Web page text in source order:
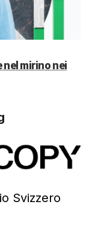
nel mirino nei
Svizzero